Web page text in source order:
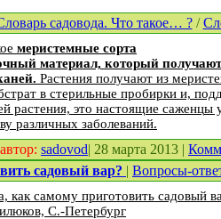
садовода. Что такое… ?/
меристемные сорта
материал, который
Растения получают из
в стерильные пробирки и,
растения, это настоящие
различных заболеваний.
автор: sadovod| 28 марта 2013 |
садовый вар? | Вопросы-
как самому приготовить садовый
С.-Петербург